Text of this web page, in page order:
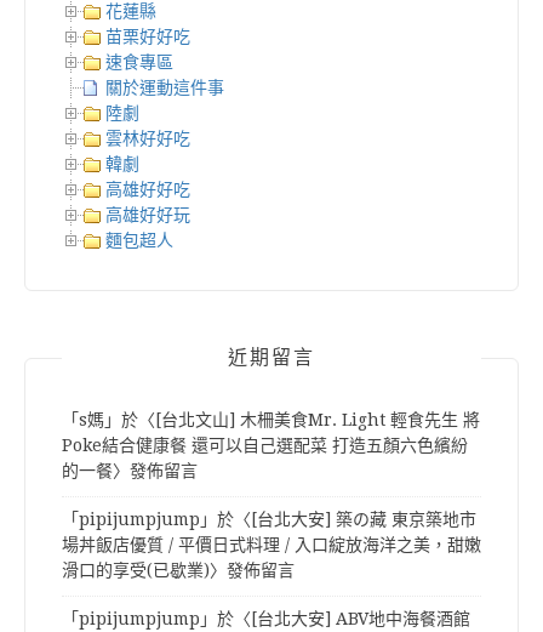
花蓮縣
苗栗好好吃
速食專區
關於運動這件事
陸劇
雲林好好吃
韓劇
高雄好好吃
高雄好好玩
麵包超人
近期留言
「s媽 」於〈 [台北文山] 木柵美食Mr. Light 輕食先生 將
Poke結合健康餐 還可以自己選配菜 打造五顏六色繽紛
的一餐〉發佈留言
「pipijumpjump 」於〈 [台北大安] 築の藏 東京築地市
場丼飯店優質 / 平價日式料理 / 入口綻放海洋之美，甜嫩
滑口的享受(已歇業)〉發佈留言
「pipijumpjump 」於〈 [台北大安] ABV地中海餐酒館